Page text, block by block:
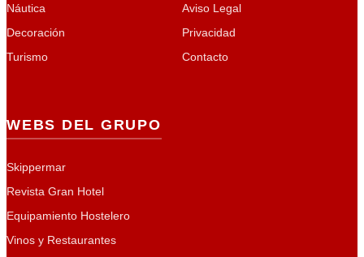
Náutica
Decoración
Turismo
Aviso Legal
Privacidad
Contacto
WEBS DEL GRUPO
Skippermar
Revista Gran Hotel
Equipamiento Hostelero
Vinos y Restaurantes